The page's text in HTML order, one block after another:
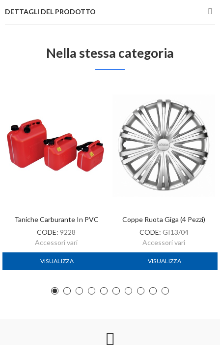
DETTAGLI DEL PRODOTTO
Nella stessa categoria
Taniche Carburante In PVC
CODE: 9228
Accessori vari
VISUALIZZA
Coppe Ruota Giga (4 Pezzi)
CODE: GI13/04
Accessori vari
VISUALIZZA